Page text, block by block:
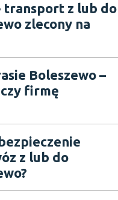
transport z lub do
zlecony na
Boleszewo –
firmę
z lub do